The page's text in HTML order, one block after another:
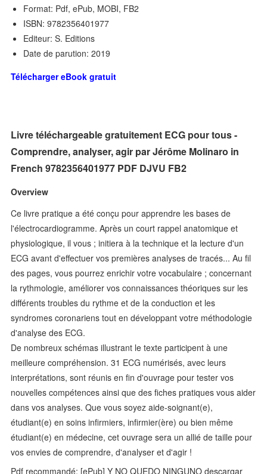
Format: Pdf, ePub, MOBI, FB2
ISBN: 9782356401977
Editeur: S. Editions
Date de parution: 2019
Télécharger eBook gratuit
Livre téléchargeable gratuitement ECG pour tous -
Comprendre, analyser, agir par Jérôme Molinaro in
French 9782356401977 PDF DJVU FB2
Overview
Ce livre pratique a été conçu pour apprendre les bases de
l'électrocardiogramme. Après un court rappel anatomique et
physiologique, il vous ; initiera à la technique et la lecture d'un
ECG avant d'effectuer vos premières analyses de tracés... Au fil
des pages, vous pourrez enrichir votre vocabulaire ; concernant
la rythmologie, améliorer vos connaissances théoriques sur les
différents troubles du rythme et de la conduction et les
syndromes coronariens tout en développant votre méthodologie
d'analyse des ECG.
De nombreux schémas illustrant le texte participent à une
meilleure compréhension. 31 ECG numérisés, avec leurs
interprétations, sont réunis en fin d'ouvrage pour tester vos
nouvelles compétences ainsi que des fiches pratiques vous aider
dans vos analyses. Que vous soyez aide-soignant(e),
étudiant(e) en soins infirmiers, infirmier(ère) ou bien même
étudiant(e) en médecine, cet ouvrage sera un allié de taille pour
vos envies de comprendre, d'analyser et d'agir !
Pdf recommandé: [ePub] Y NO QUEDO NINGUNO descargar